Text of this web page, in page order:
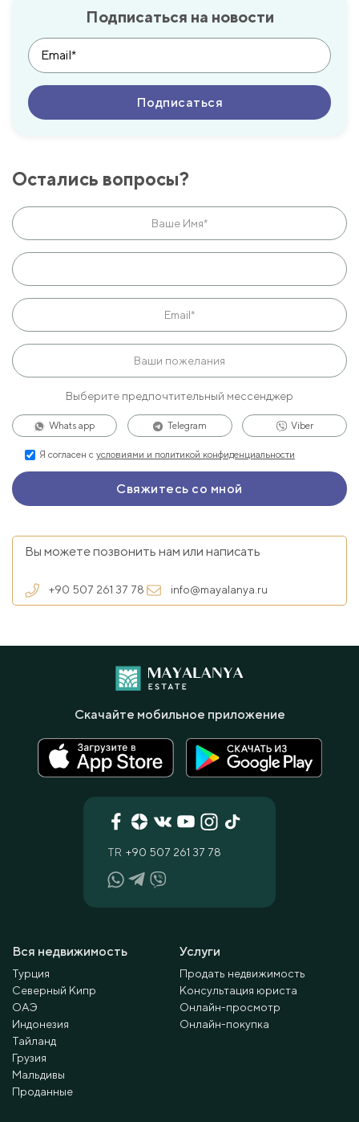
Подписаться на новости
Остались вопросы?
Выберите предпочтительный мессенджер
Whats app Telegram Viber
Я согласен с условиями и политикой конфиденциальности
Вы можете позвонить нам или написать
+90 507 261 37 78 info@mayalanya.ru
Вся недвижимость
Турция
Северный Кипр
ОАЭ
Индонезия
Тайланд
Грузия
Мальдивы
Проданные
Услуги
Продать недвижимость
Консультация юриста
Онлайн-просмотр
Онлайн-покупка
TR +90 507 261 37 78
Скачайте мобильное приложение